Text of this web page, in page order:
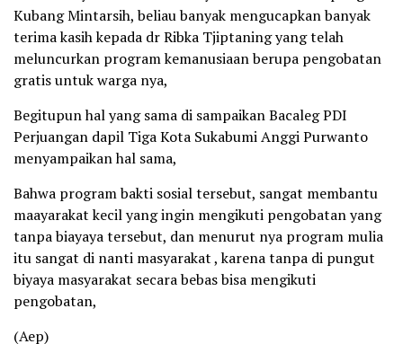
Kubang Mintarsih, beliau banyak mengucapkan banyak
terima kasih kepada dr Ribka Tjiptaning yang telah
meluncurkan program kemanusiaan berupa pengobatan
gratis untuk warga nya,
Begitupun hal yang sama di sampaikan Bacaleg PDI
Perjuangan dapil Tiga Kota Sukabumi Anggi Purwanto
menyampaikan hal sama,
Bahwa program bakti sosial tersebut, sangat membantu
maayarakat kecil yang ingin mengikuti pengobatan yang
tanpa biayaya tersebut, dan menurut nya program mulia
itu sangat di nanti masyarakat , karena tanpa di pungut
biyaya masyarakat secara bebas bisa mengikuti
pengobatan,
(Aep)